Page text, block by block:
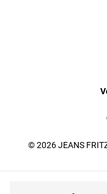
© 2026 JEANS